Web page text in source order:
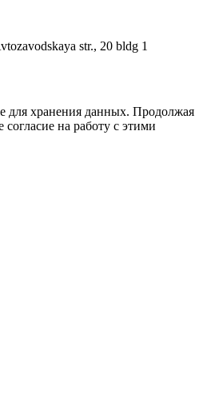
str., 20 bldg 1
для хранения данных. Продолжая
согласие на работу с этими